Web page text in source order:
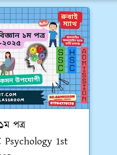
পত্র
Psychology 1st